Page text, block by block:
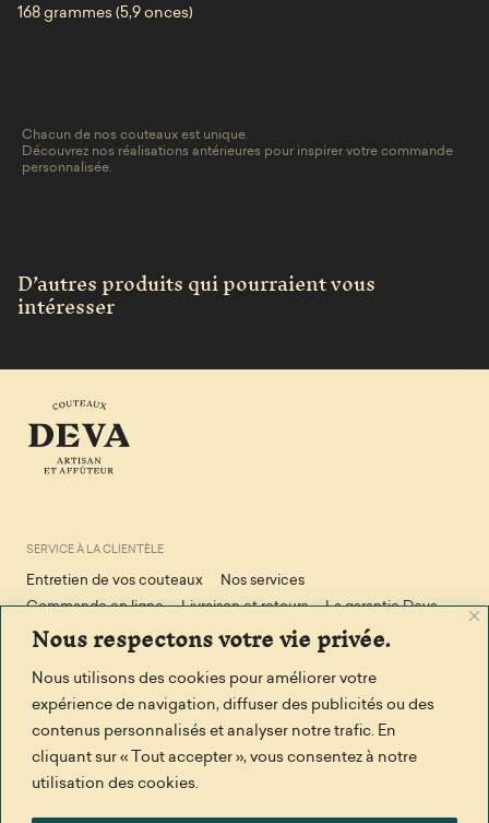
Nous respectons votre vie privée.
Nous utilisons des cookies pour améliorer votre
expérience de navigation, diffuser des publicités ou des
contenus personnalisés et analyser notre trafic. En
cliquant sur « Tout accepter », vous consentez à notre
utilisation des cookies.
168 grammes (5,9 onces)
Chacun de nos couteaux est unique.
Découvrez nos réalisations antérieures pour inspirer votre commande
personnalisée.
D’autres produits qui pourraient vous
intéresser
SERVICE À LA CLIENTÈLE
Entretien de vos couteaux
Nos services
Commande en ligne
Livraison et retours
La garantie Deva
Conditions de vente
Politique de confidendialité
Politique en matière de cookies
RESTONS EN CONTACT
Facebook Écrivez-nous